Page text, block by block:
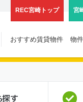
REC宮崎トップ 宮
おすすめ賃貸物件 物